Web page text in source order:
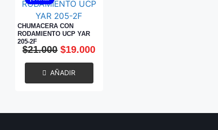
CHUMACERA CON
RODAMIENTO UCP YAR
205-2F
$21.000 $19.000
AÑADIR